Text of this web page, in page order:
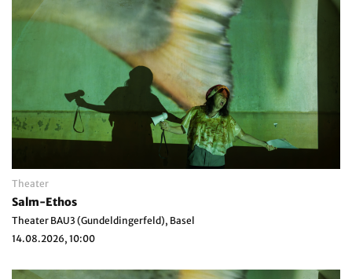
Theater
Salm-Ethos
Theater BAU3 (Gundeldingerfeld), Basel
14.08.2026, 10:00